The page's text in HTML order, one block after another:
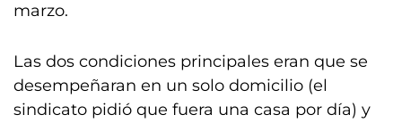
marzo.
Las dos condiciones principales eran que se
desempeñaran en un solo domicilio (el
sindicato pidió que fuera una casa por día) y